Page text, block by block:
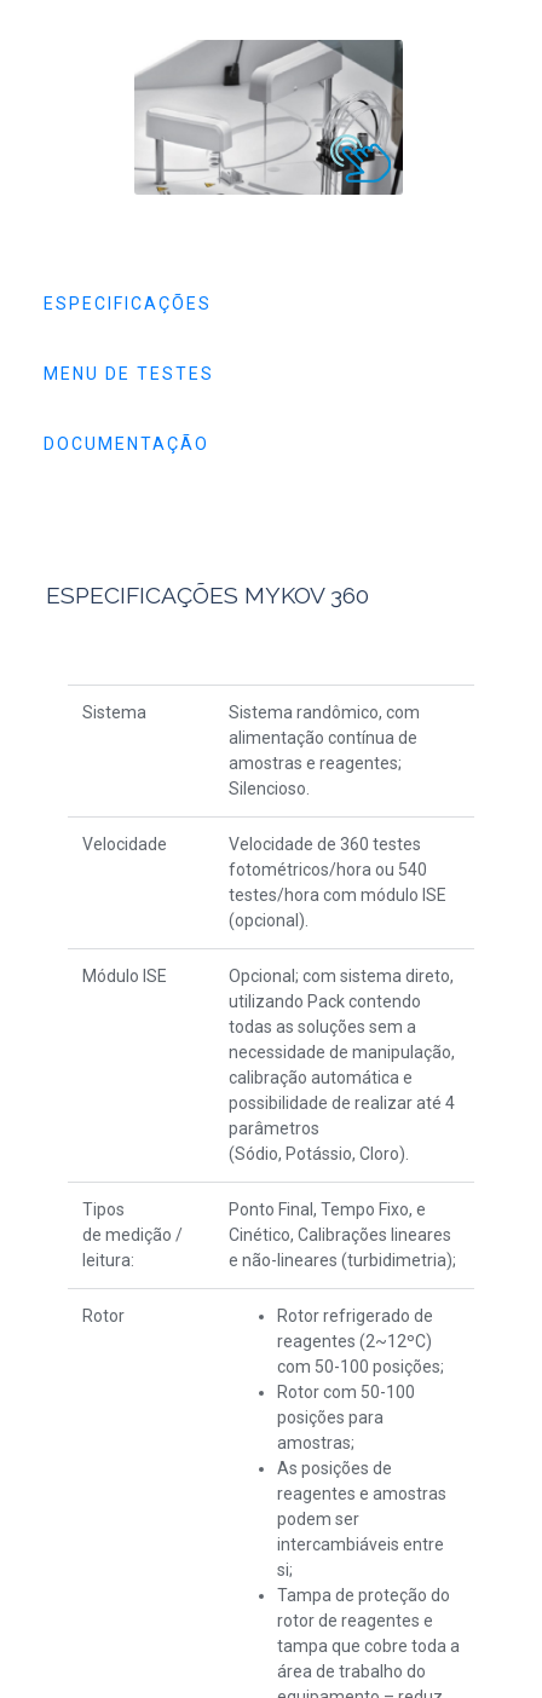
ESPECIFICAÇÕES
MENU DE TESTES
DOCUMENTAÇÃO
ESPECIFICAÇÕES MYKOV 360
Sistema
Sistema randômico, com
alimentação contínua de
amostras e reagentes;
Silencioso.
Velocidade
Velocidade de 360 testes
fotométricos/hora ou 540
testes/hora com módulo ISE
(opcional).
Módulo ISE Opcional; com sistema direto,
utilizando Pack contendo
todas as soluções sem a
necessidade de manipulação,
calibração automática e
possibilidade de realizaraté 4
parâmetros
(Sódio, Potássio, Cloro).
Tipos
de medição /
leitura:
Ponto Final, Tempo Fixo, e
Cinético, Calibrações lineares
e não-lineares (turbidimetria);
Rotor
Rotor refrigerado de
reagentes (2~12ºC)
com 50-100 posições;
Rotor com 50-100
posições para
amostras;
As posições de
reagentes e amostras
podem ser
intercambiáveis entre
si;
Tampa de proteção do
rotor de reagentes e
tampa que cobre toda a
área de trabalho do